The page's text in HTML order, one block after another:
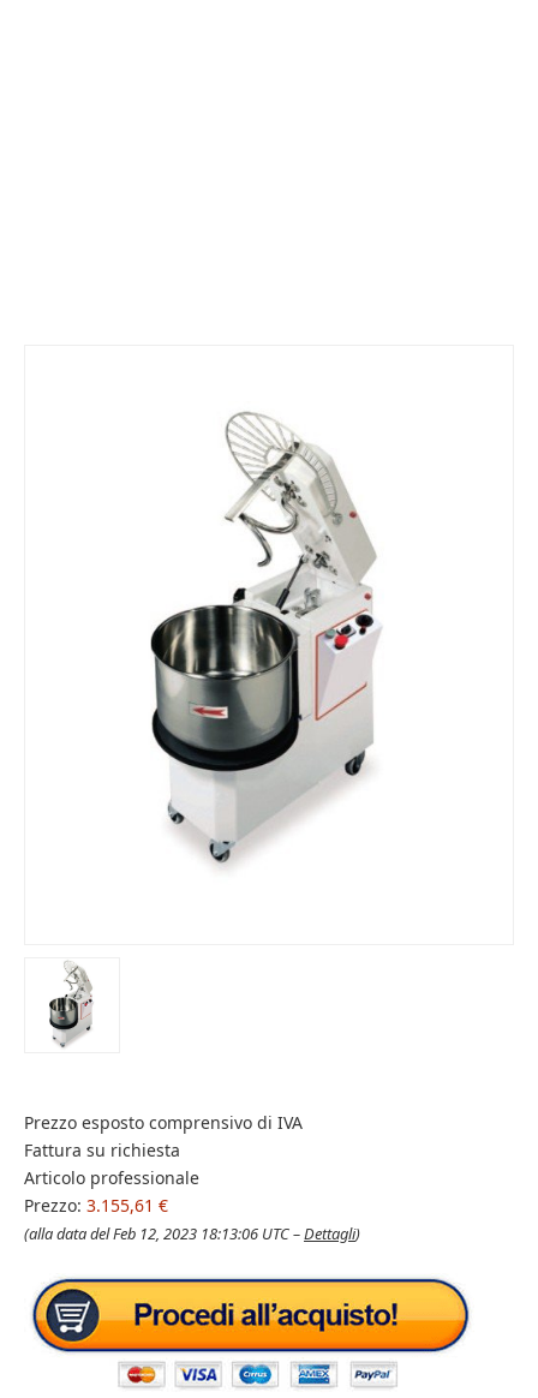
Prezzo esposto comprensivo di IVA
Fattura su richiesta
Articolo professionale
Prezzo: 3.155,61 €
(alla data del Feb 12, 2023 18:13:06 UTC –Dettagli)